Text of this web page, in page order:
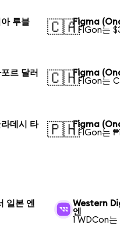
루블
🇨🇦Figma
1 FIGon는
르 달러
🇨🇭Figma
1 FIGon는
데시 타
🇵🇭Figma
1 FIGon는
일본 엔
Western
엔
1 WDCon